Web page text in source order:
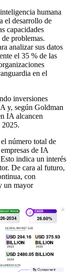
humana
el desarrollo de
capacidades
problemas.
analizar sus datos
el 35 % de las
en el
inversiones
y, según Goldman
IA alcancen
2025.
número total de
de IA
indica un interés
De cara al futuro,
con
un mayor